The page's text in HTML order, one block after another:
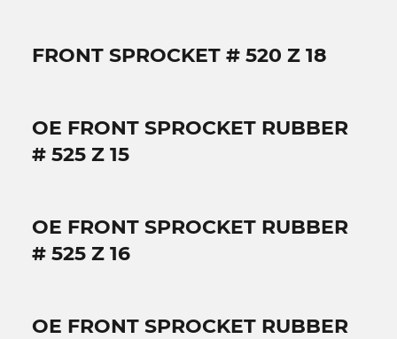
FRONT SPROCKET # 520 Z 18
OE FRONT SPROCKET RUBBER
# 525 Z 15
OE FRONT SPROCKET RUBBER
# 525 Z 16
OE FRONT SPROCKET RUBBER